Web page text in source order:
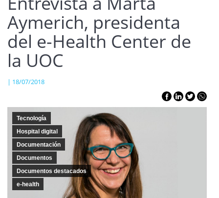
Aymerich, presidenta
del e-Health Center de
la UOC
| 18/07/2018
Tecnología
Hospital digital
Documentación
Documentos
Documentos destacados
e-health